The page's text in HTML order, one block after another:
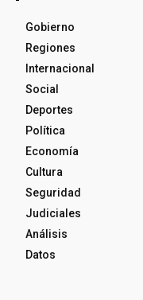
Gobierno
Regiones
Internacional
Social
Deportes
Política
Economía
Cultura
Seguridad
Judiciales
Análisis
Datos